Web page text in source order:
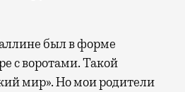
был в форме
с воротами. Такой
мир». Но мои родители